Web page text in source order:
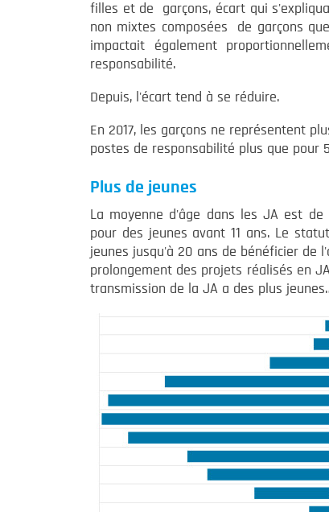
filles et de garçons, écart qui
non mixtes composées de garçons
impactait également
responsabilité.
Depuis, l'écart tend à se réduire.
En 2017, les garçons ne représentent
postes de responsabilité plus que pour
Plus de jeunes
La moyenne d'âge dans les JA est de
pour des jeunes avant 11 ans. Le
jeunes jusqu'à 20 ans de bénéficier de
prolongement des projets réalisés en
transmission de la JA a des plus